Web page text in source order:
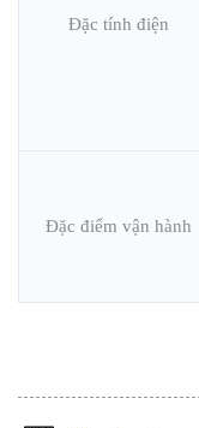
Đặc tính điện
Đặc điểm vận hành